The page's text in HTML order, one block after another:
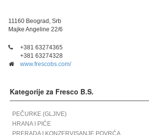
11160 Beograd, Srb
Majke Angeline 22/6
+381 63274365
+381 63274328
www.frescobs.com/
Kategorije za Fresco B.S.
PEČURKE (GLJIVE)
HRANA I PIĆE
PRERADA I KONZERVISANJE POVRĆA